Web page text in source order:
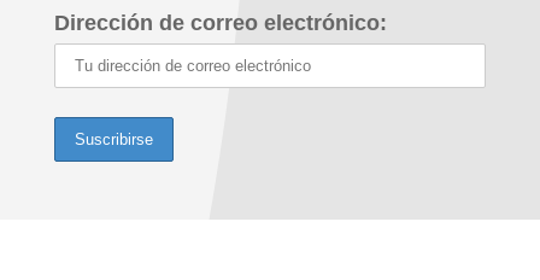
Dirección de correo electrónico: